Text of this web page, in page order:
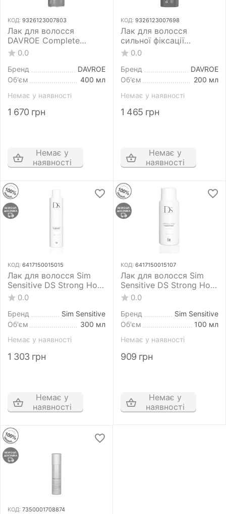
КОД: 9326123007803
Лак для волосся
DAVROE Complete
Aerosol Hair Spray 400
мл
0.0
Бренд
DAVROE
Об'єм
400 мл
Немає у наявності
1 670 грн
Немає у
наявності
КОД: 9326123007698
Лак для волосся
сильної фіксації
DAVROE Ultimatum 200
мл
0.0
Бренд
DAVROE
Об'єм
200 мл
Немає у наявності
1 465 грн
Немає у
наявності
КОД: 6417150015015
Лак для волосся Sim
Sensitive DS Strong Hold
Hairspray 300 мл
сильної фіксації
0.0
Бренд
Sim Sensitive
Об'єм
300 мл
Немає у наявності
1 303 грн
Немає у
наявності
КОД: 6417150015107
Лак для волосся Sim
Sensitive DS Strong Hold
Hairspray 100 мл
сильної фіксації
0.0
Бренд
Sim Sensitive
Об'єм
100 мл
Немає у наявності
909 грн
Немає у
наявності
КОД: 7350001708874